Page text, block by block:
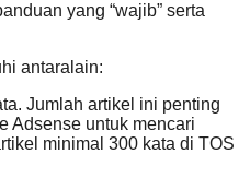
yang “wajib” serta
antaralain:
Jumlah artikel ini penting
Adsense untuk mencari
minimal 300 kata di TOS